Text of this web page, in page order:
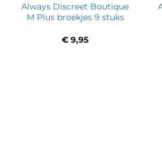
Always Discreet Boutique
M Plus broekjes 9 stuks
€ 9,95